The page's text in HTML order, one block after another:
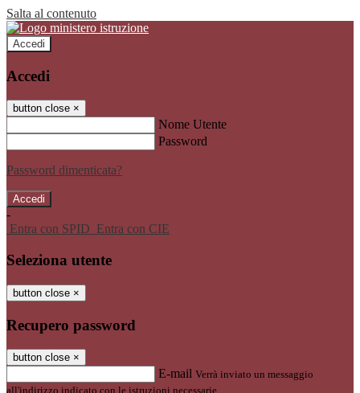
Salta al contenuto
Accedi
Accedi
button close ×
Nome Utente
Password
Password dimenticata?
-
Entra con SPID Entra con CIE
Seleziona utente
button close ×
Recupero password
button close ×
E-mail Verrà inviato un messaggio
all'indirizzo indicato con le istruzioni necessarie.